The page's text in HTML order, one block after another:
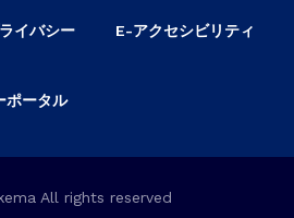
イバシー E-アクセシビリティ
ポータル
All rights reserved